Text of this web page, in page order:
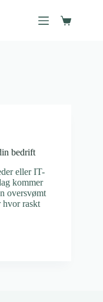
bedrift
eller IT-
kommer
oversvømt
hvor raskt